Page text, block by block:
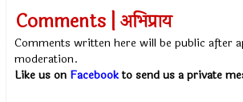
Comments | अभिप्राय
Comments written here will be public after
moderation.
Like us on Facebookto send us a private